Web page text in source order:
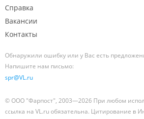
Справка
Вакансии
Контакты
Обнаружили ошибку или у Вас есть
Напишите нам письмо:
spr@VL.ru
© ООО "Фарпост", 2003—2026 При любом
ссылка на VL.ru обязательна. Цитирование в